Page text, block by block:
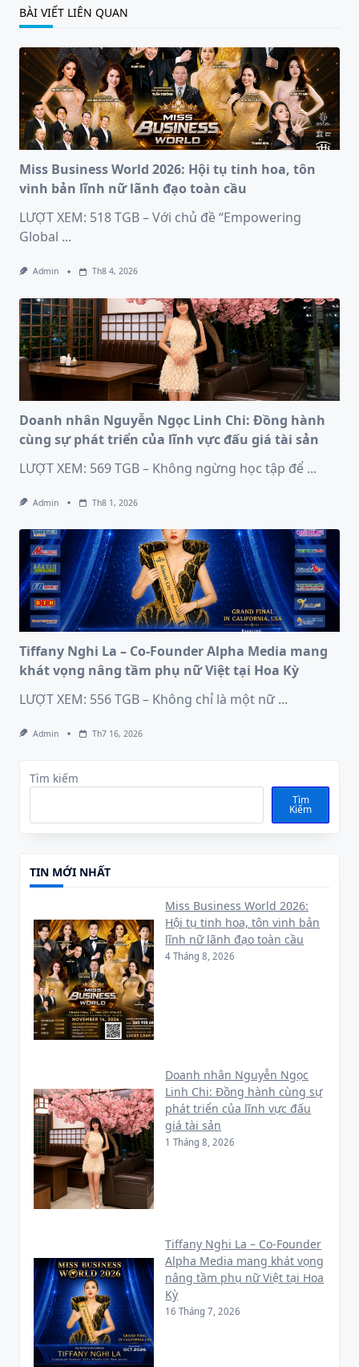
BÀI VIẾT LIÊN QUAN
Miss Business World 2026: Hội tụ tinh hoa, tôn
vinh bản lĩnh nữ lãnh đạo toàn cầu
LƯỢT XEM: 518 TGB – Với chủ đề “Empowering
Global ...
Admin Th8 4, 2026
Doanh nhân Nguyễn Ngọc Linh Chi: Đồng hành
cùng sự phát triển của lĩnh vực đấu giá tài sản
LƯỢT XEM: 569 TGB – Không ngừng học tập để ...
Admin Th8 1, 2026
Tiffany Nghi La – Co-Founder Alpha Media mang
khát vọng nâng tầm phụ nữ Việt tại Hoa Kỳ
LƯỢT XEM: 556 TGB – Không chỉ là một nữ ...
Admin Th7 16, 2026
Tìm kiếm
Tìm
Kiếm
TIN MỚI NHẤT
Miss Business World 2026:
Hội tụ tinh hoa, tôn vinh bản
lĩnh nữ lãnh đạo toàn cầu
4 Tháng 8, 2026
Doanh nhân Nguyễn Ngọc
Linh Chi: Đồng hành cùng sự
phát triển của lĩnh vực đấu
giá tài sản
1 Tháng 8, 2026
Tiffany Nghi La – Co-Founder
Alpha Media mang khát vọng
nâng tầm phụ nữ Việt tại Hoa
Kỳ
16 Tháng 7, 2026